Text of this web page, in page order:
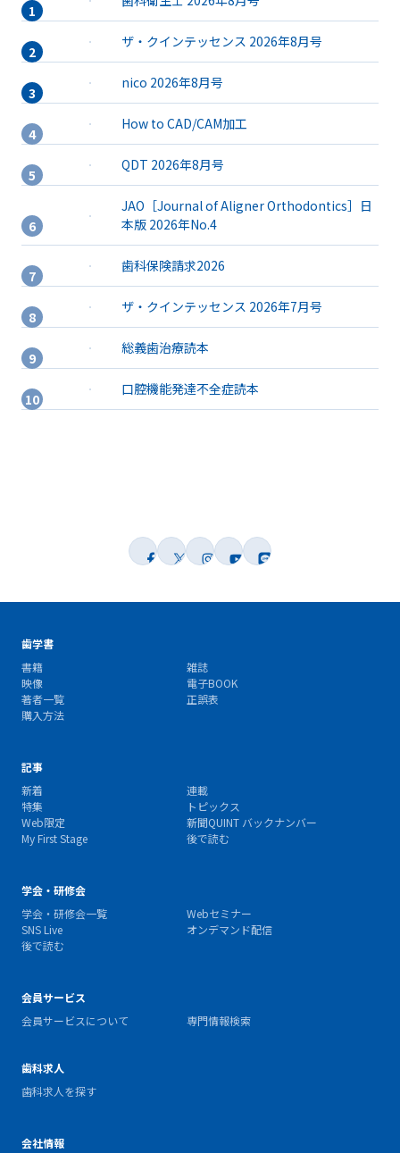
ザ・クインテッセンス 2026年8月号
nico 2026年8月号
How to CAD/CAM加工
QDT 2026年8月号
JAO［Journal of Aligner Orthodontics］日
本版 2026年No.4
歯科保険請求2026
ザ・クインテッセンス 2026年7月号
総義歯治療読本
口腔機能発達不全症読本
歯学書
書籍
雑誌
映像
電子BOOK
著者一覧
正誤表
購入方法
記事
新着
連載
特集
トピックス
Web限定
新聞QUINT バックナンバー
My First Stage
後で読む
学会・研修会
学会・研修会一覧
Webセミナー
SNS Live
オンデマンド配信
後で読む
会員サービス
会員サービスについて
専門情報検索
歯科求人
歯科求人を探す
会社情報